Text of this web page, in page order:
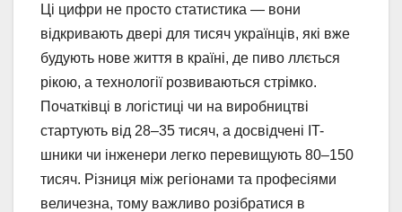
Ці цифри не просто статистика — вони
відкривають двері для тисяч українців, які вже
будують нове життя в країні, де пиво ллється
рікою, а технології розвиваються стрімко.
Початківці в логістиці чи на виробництві
стартують від 28–35 тисяч, а досвідчені IT-
шники чи інженери легко перевищують 80–150
тисяч. Різниця між регіонами та професіями
величезна, тому важливо розібратися в